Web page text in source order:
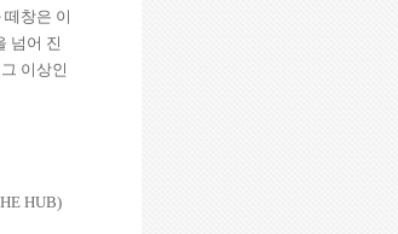
떼창은 이
넘어 진
이상인
HUB)